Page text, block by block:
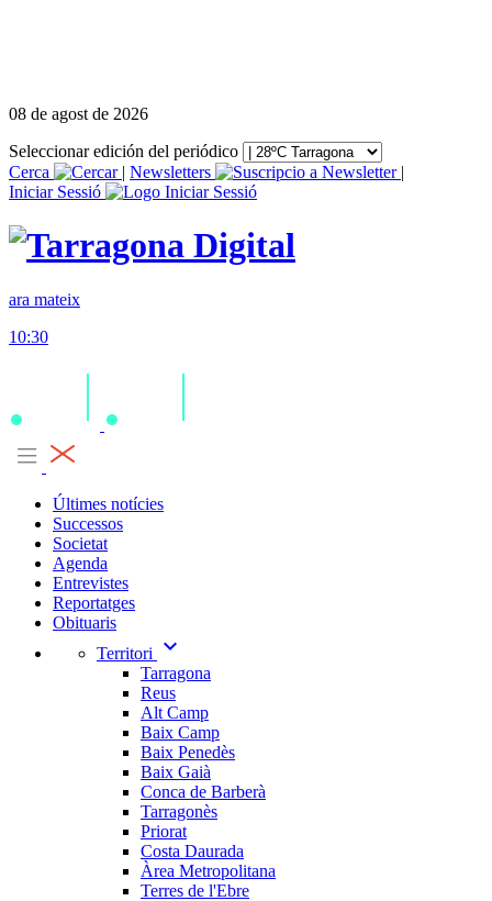
08 de agost de 2026
Seleccionar edición del periódico
Cerca
| Newsletters
|
Iniciar Sessió
ara mateix
10:30
Últimes notícies
Successos
Societat
Agenda
Entrevistes
Reportatges
Obituaris
Territori
expand_more
Tarragona
Reus
Alt Camp
Baix Camp
Baix Penedès
Baix Gaià
Conca de Barberà
Tarragonès
Priorat
Costa Daurada
Àrea Metropolitana
Terres de l'Ebre